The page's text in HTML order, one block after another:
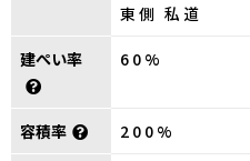
東側 私道
建ぺい率 60%
容積率 200%